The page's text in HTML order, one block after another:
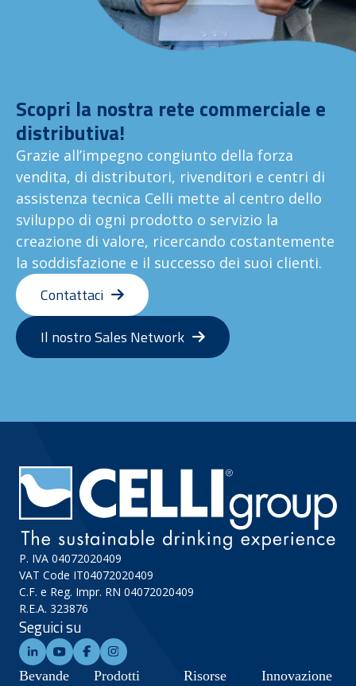
Scopri la nostra rete commerciale e
distributiva!
Grazie all’impegno congiunto della forza
vendita, di distributori, rivenditori e centri di
assistenza tecnica Celli mette al centro dello
sviluppo di ogni prodotto o servizio la
creazione di valore, ricercando costantemente
la soddisfazione e il successo dei suoi clienti.
Contattaci
Il nostro Sales Network
P. IVA 04072020409
VAT Code IT04072020409
C.F. e Reg. Impr. RN 04072020409
R.E.A. 323876
Seguici su
Bevande Prodotti Risorse Innovazione